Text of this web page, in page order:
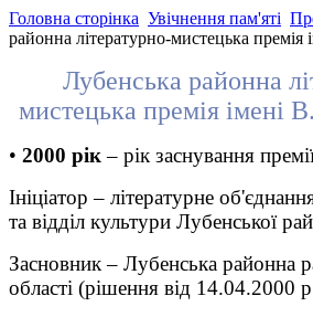
Головна сторінка Увічнення пам'яті
районна літературно-мистецька
Лубенська районна
мистецька премія імені
• 2000 рік– рік заснування
Ініціатор – літературне
та відділ культури Лубенської
Засновник – Лубенська районна
області (рішення від 14.04.2000